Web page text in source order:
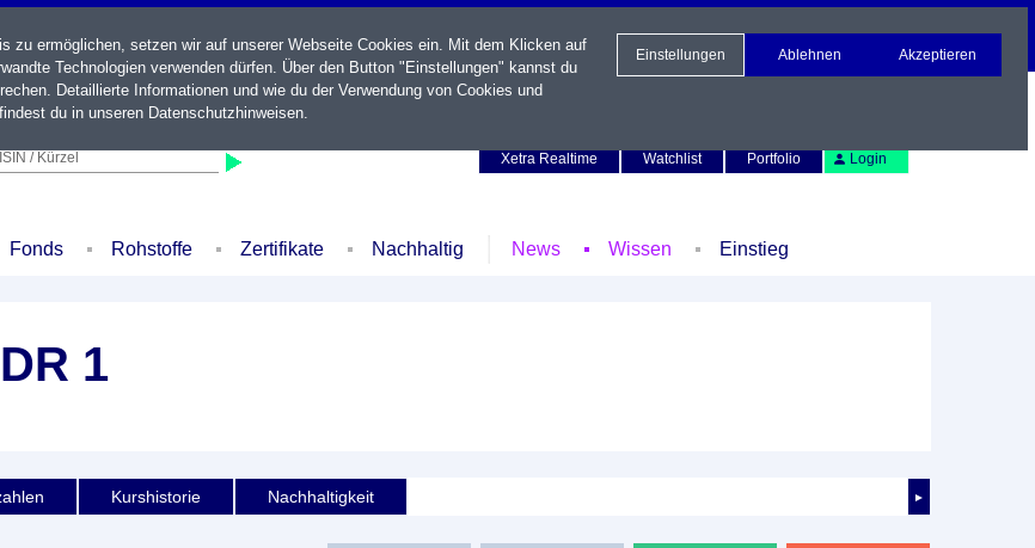
/ Kürzel
Xetra Realtime
Watchlist Portfolio Login
Fonds Rohstoffe Zertifikate Nachhaltig News Wissen Einstieg
1
►
Kurshistorie Nachhaltigkeit
zu ermöglichen, setzen wir auf unserer Webseite Cookies ein. Mit dem Klicken auf
Technologien verwenden dürfen. Über den Button "Einstellungen" kannst du
Detaillierte Informationen und wie du der Verwendung von Cookies und
du in unseren Datenschutzhinweisen.
Einstellungen Ablehnen Akzeptieren